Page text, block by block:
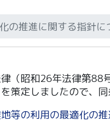
の推進に関する指針に
（昭和26年法律第88
策定しましたので、同
等の利用の最適化の推